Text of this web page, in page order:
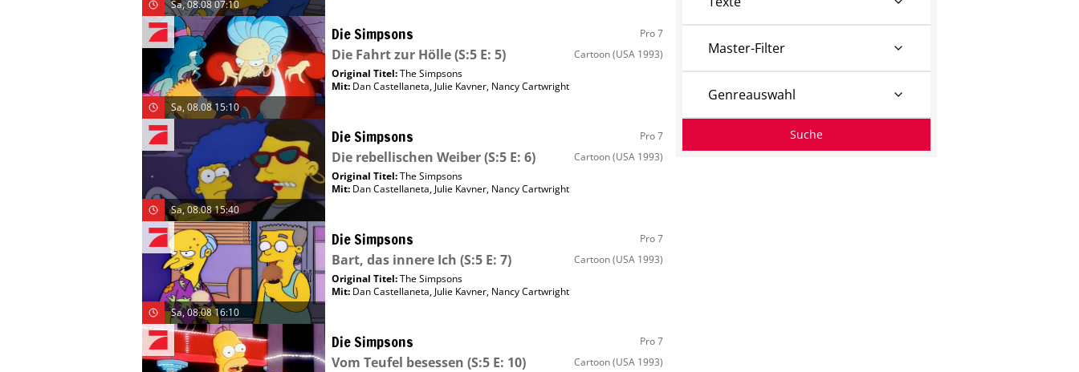
Sa, 08.08 07:10
Sa, 08.08 15:10
Die Simpsons Pro 7
Die Fahrt zur Hölle(S:5 E: 5) Cartoon(USA 1993)
Original Titel:The Simpsons
Mit: Dan Castellaneta, Julie Kavner, Nancy Cartwright
Sa, 08.08 15:40
Die Simpsons Pro 7
Die rebellischen Weiber(S:5 E: 6) Cartoon(USA 1993)
Original Titel:The Simpsons
Mit: Dan Castellaneta, Julie Kavner, Nancy Cartwright
Sa, 08.08 16:10
Die Simpsons Pro 7
Bart, das innere Ich (S:5 E: 7) Cartoon(USA 1993)
Original Titel:The Simpsons
Mit: Dan Castellaneta, Julie Kavner, Nancy Cartwright
Die Simpsons Pro 7
Vom Teufel besessen (S:5 E: 10) Cartoon(USA 1993)
Master-Filter
Genreauswahl
Suche